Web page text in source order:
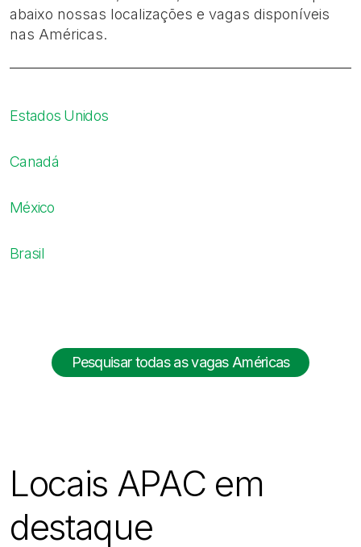
abaixo nossas localizações e vagas disponíveis
nas Américas.
Estados Unidos
Canadá
México
Brasil
Pesquisar todas as vagas Américas
Locais APAC em
destaque